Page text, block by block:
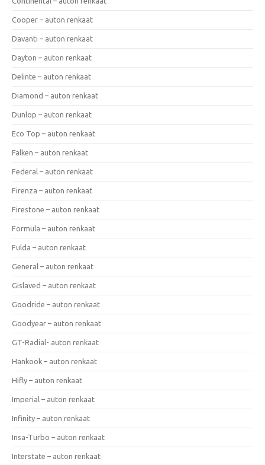
Cooper – auton renkaat
Davanti – auton renkaat
Dayton – auton renkaat
Delinte – auton renkaat
Diamond – auton renkaat
Dunlop – auton renkaat
Eco Top – auton renkaat
Falken – auton renkaat
Federal – auton renkaat
Firenza – auton renkaat
Firestone – auton renkaat
Formula – auton renkaat
Fulda – auton renkaat
General – auton renkaat
Gislaved – auton renkaat
Goodride – auton renkaat
Goodyear – auton renkaat
GT-Radial- auton renkaat
Hankook – auton renkaat
Hifly – auton renkaat
Imperial – auton renkaat
Infinity – auton renkaat
Insa-Turbo – auton renkaat
Interstate – auton renkaat